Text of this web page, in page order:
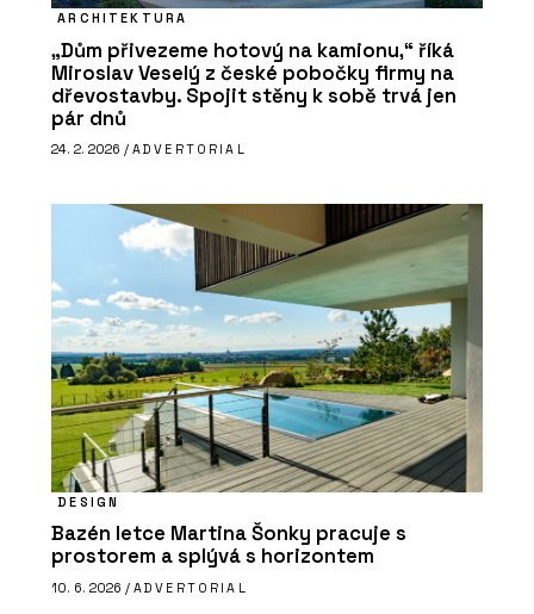
ARCHITEKTURA
„Dům přivezeme hotový na kamionu,“ říká
Miroslav Veselý z české pobočky firmy na
dřevostavby. Spojit stěny k sobě trvá jen
pár dnů
24. 2. 2026 / ADVERTORIAL
DESIGN
Bazén letce Martina Šonky pracuje s
prostorem a splývá s horizontem
10. 6. 2026 / ADVERTORIAL